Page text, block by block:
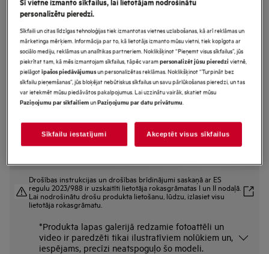
Veļasmašīna 6000.sērija ar
ProSense® 7 kg
Ražojuma informācijas lapa
Priekšrocības
AEG 6000. sērijas šaurā veļas mašīna ar ProSense technology® ietaupa
vietu, neatsakoties no veļas kopšanas funkcijām un ietilpības.
Higiēnas programma likvidē apģērbā esošās baktērijas.*
Drošības instrukcijas un drošības brīdinājumi saskaņā ar ES
regulu 2023/988 ir uzskaitīti lietotāja rokasgrāmatas I un II nodaļā.
Lai nodrošinātu drošu produkta lietošanu, lūdzu, izlasiet visu
lietotāja rokasgrāmatu.
*Produkta lapas galerijā redzamie fotoattēli un
video ir paredzēti tikai ilustratīviem nolūkiem un,
iespējams, precīzi neatspoguļo šo modeli.
personalizētu pieredzi.
Sīkfaili un citas līdzīgas tehnoloģijas tiek izmantotas vietnes uzlabošanas, kā arī reklāmas un
mārketinga mērķiem. Informācija par to, kā lietotājs izmanto mūsu vietni, tiek kopīgota ar
sociālo mediju, reklāmas un analītikas partneriem. Noklikšķinot “Pieņemt visus sīkfailus”, jūs
piekrītat tam, kā mēs izmantojam sīkfailus, tāpēc varampersonalizēt jūsu pieredzivietnē,
pielāgotīpašos piedāvājumusun personalizētas reklāmas. Noklikšķinot “Turpināt bez
sīkfailu pieņemšanas”, jūs bloķējat nebūtiskus sīkfailus un savu pārlūkošanas pieredzi, un tas
var ietekmēt mūsu piedāvātos pakalpojumus. Lai uzzinātu vairāk, skatiet mūsu
Paziņojumu par sīkfailiemunPaziņojumu par datu privātumu.
Sīkfailu iestatījumi Akceptēt visus sīkfailus